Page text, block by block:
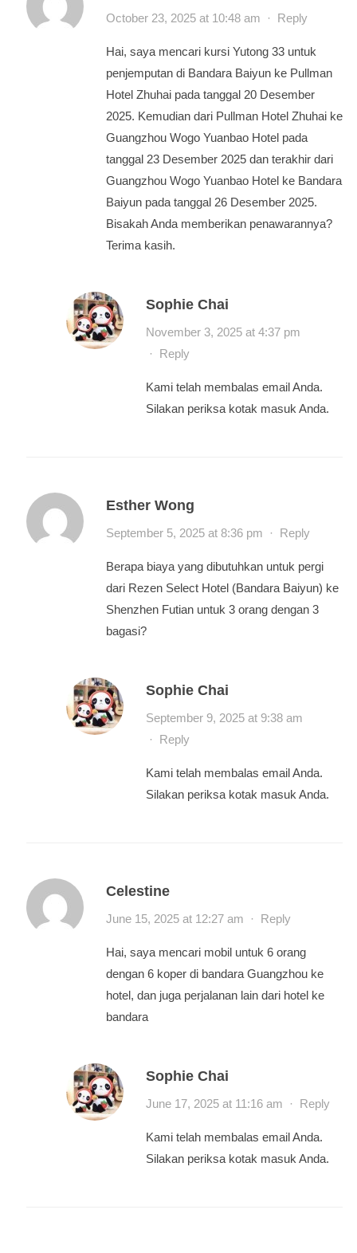
October 23, 2025 at 10:48 am · Reply
Hai, saya mencari kursi Yutong 33 untuk
penjemputan di Bandara Baiyun ke Pullman
Hotel Zhuhai pada tanggal 20 Desember
2025. Kemudian dari Pullman Hotel Zhuhai ke
Guangzhou Wogo Yuanbao Hotel pada
tanggal 23 Desember 2025 dan terakhir dari
Guangzhou Wogo Yuanbao Hotel ke Bandara
Baiyun pada tanggal 26 Desember 2025.
Bisakah Anda memberikan penawarannya?
Terima kasih.
Sophie Chai
November 3, 2025 at 4:37 pm
· Reply
Kami telah membalas email Anda.
Silakan periksa kotak masuk Anda.
Esther Wong
September 5, 2025 at 8:36 pm · Reply
Berapa biaya yang dibutuhkan untuk pergi
dari Rezen Select Hotel (Bandara Baiyun) ke
Shenzhen Futian untuk 3 orang dengan 3
bagasi?
Sophie Chai
September 9, 2025 at 9:38 am
· Reply
Kami telah membalas email Anda.
Silakan periksa kotak masuk Anda.
Celestine
June 15, 2025 at 12:27 am · Reply
Hai, saya mencari mobil untuk 6 orang
dengan 6 koper di bandara Guangzhou ke
hotel, dan juga perjalanan lain dari hotel ke
bandara
Sophie Chai
June 17, 2025 at 11:16 am · Reply
Kami telah membalas email Anda.
Silakan periksa kotak masuk Anda.